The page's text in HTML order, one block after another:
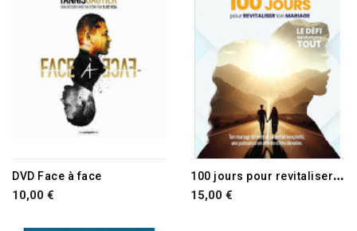
RUPTURE DE STOCK
DVD Face à face
10,00 €
1
00 jours pour revitaliser ton mariage
15,00 €